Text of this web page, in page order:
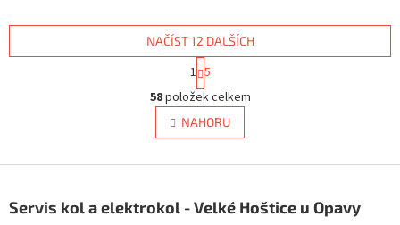
O
v
l
á
í
NAČÍST 12 DALŠÍCH
S
t
r
á
n
k
v
n
í
1 5
58položek celkem
NAHORU
pServis kol a elektrokol - Velké Hoštice u Opavy